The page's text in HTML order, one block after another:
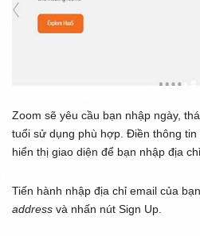
Zoom sẽ yêu cầu bạn nhập ngày,
tuổi sử dụng phù hợp. Điền thông
hiển thị giao diện để bạn nhập địa
Tiến hành nhập địa chỉ email của
address và nhấn nút Sign Up